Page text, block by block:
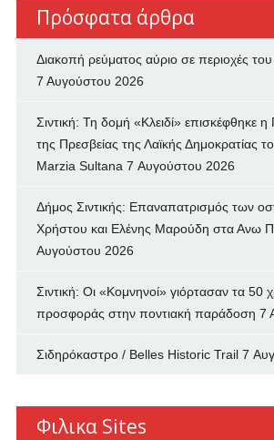
Πρόσφατα άρθρα
Διακοπή ρεύματος αύριο σε περιοχές του
7 Αυγούστου 2026
Σιντική: Τη δομή «Κλειδί» επισκέφθηκε η
της Πρεσβείας της Λαϊκής Δημοκρατίας
Marzia Sultana 7 Αυγούστου 2026
Δήμος Σιντικής: Επαναπατρισμός των
Χρήστου και Ελένης Μαρούδη στα Ανω
Αυγούστου 2026
Σιντική: Οι «Κομνηνοί» γιόρτασαν τα 50
προσφοράς στην ποντιακή παράδοση 7
Σιδηρόκαστρο / Belles Historic Trail 7
Φιλικα Sites